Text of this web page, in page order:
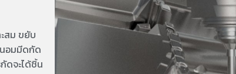
สม ขยับ
นอมมีดกัด
ดจะได้ชิ้น